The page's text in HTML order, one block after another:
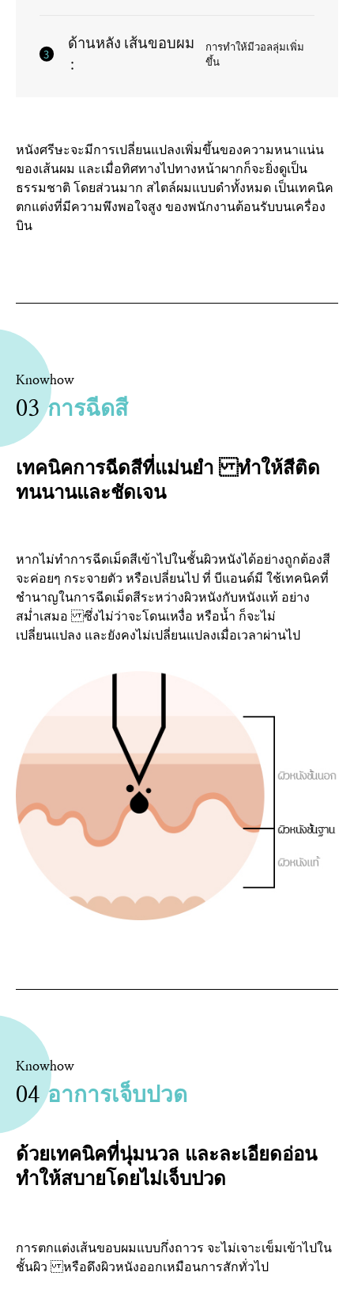
ด้านหลัง เส้นขอบผม
:
การทำให้มีวอลลุ่มเพิ่ม
ขึ้น
หนังศรีษะจะมีการเปลี่ยนแปลงเพิ่มขึ้นของความหนาแน่น
ของเส้นผม และเมื่อทิศทางไปทางหน้าผากก็จะยิ่งดูเป็น
ธรรมชาติ โดยส่วนมาก สไตล์ผมแบบดำทั้งหมด เป็นเทคนิค
ตกแต่งที่มีความพึงพอใจสูง ของพนักงานต้อนรับบนเครื่อง
บิน
Knowhow
03 การฉีดสี
เทคนิคการฉีดสีที่แม่นยำ ทำให้สีติด
ทนนานและชัดเจน
หากไม่ทำการฉีดเม็ดสีเข้าไปในชั้นผิวหนังได้อย่างถูกต้องสี
จะค่อยๆ กระจายตัว หรือเปลี่ยนไป ที่ บีแอนด์มี ใช้เทคนิคที่
ชำนาญในการฉีดเม็ดสีระหว่างผิวหนังกับหนังแท้ อย่าง
สม่ำเสมอ ซึ่งไม่ว่าจะโดนเหงื่อ หรือน้ำ ก็จะไม่
เปลี่ยนแปลง และยังคงไม่เปลี่ยนแปลงเมื่อเวลาผ่านไป
Knowhow
04 อาการเจ็บปวด
ด้วยเทคนิคที่นุ่มนวล และละเอียดอ่อน
ทำให้สบายโดยไม่เจ็บปวด
การตกแต่งเส้นขอบผมแบบกึ่งถาวร จะไม่เจาะเข็มเข้าไปใน
ชั้นผิว หรือดึงผิวหนังออกเหมือนการสักทั่วไป